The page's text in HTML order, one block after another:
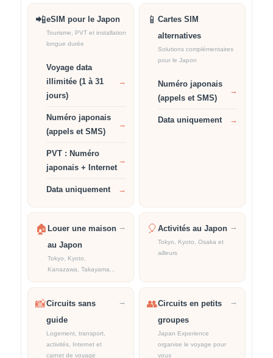
📲eSIM pour le Japon
Tourisme, PVT et installation
longue durée
Voyage data
illimitée (1 à 31
jours)
→
Numéro japonais
(appels et SMS)
→
PVT : Numéro
japonais + Internet
→
Data uniquement →
📱 Cartes SIM
alternatives
Solutions complémentaires
pour le Japon
Numéro japonais
(appels et SMS)
→
Data uniquement →
🏠 Louer une maison
au Japon
Tokyo, Kyoto,
Kanazawa, Takayama...
→ 🎈 Activités au Japon
Tokyo, Kyoto, Osaka et
ailleurs
→
📸Circuits sans
guide
Logement, transport,
activités, Internet et
carnet de voyage
→ 👥Circuits en petits
groupes
Japan Experience
organise le voyage pour
vous
→